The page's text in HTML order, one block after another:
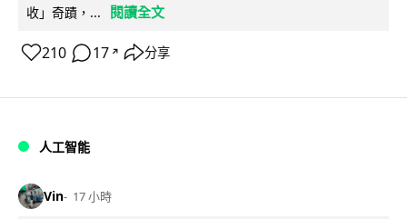
收」奇蹟，...
閱讀全文
210 17 ↗ 分享
人工智能
Vin 17 小時